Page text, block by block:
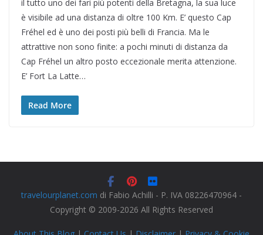
il tutto uno dei fari più potenti della Bretagna, la sua luce
è visibile ad una distanza di oltre 100 Km. E’ questo Cap
Fréhel ed è uno dei posti più belli di Francia. Ma le
attrattive non sono finite: a pochi minuti di distanza da
Cap Fréhel un altro posto eccezionale merita attenzione.
E’ Fort La Latte…
Read More
travelourplanet.com di Fabio Achilli - P. IVA 08226470964 -
Copyright © 2009-2026 All Rights Reserved